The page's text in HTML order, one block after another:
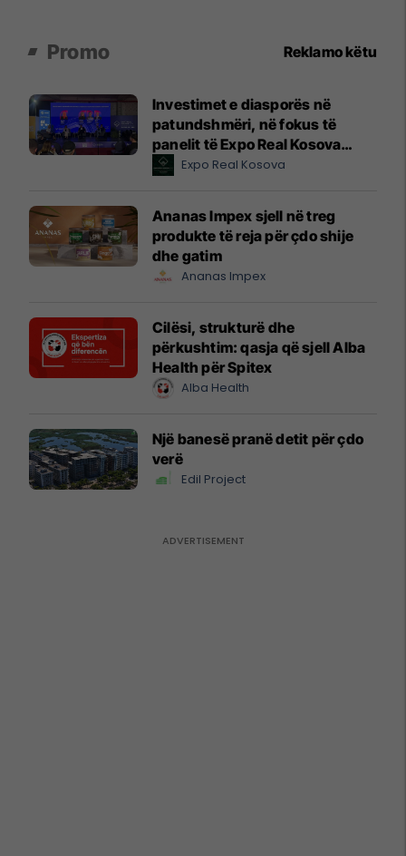
Promo Reklamo këtu
Investimet e diasporës në
patundshmëri, në fokus të
panelit të Expo Real Kosova
2026Expo Real Kosova
Ananas Impex sjell në treg
produkte të reja për çdo shije
dhe gatim
Ananas Impex
Cilësi, strukturë dhe
përkushtim: qasja që sjell Alba
Health për Spitex
Alba Health
Një banesë pranë detit për çdo
verë
Edil Project